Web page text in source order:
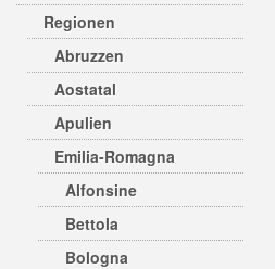
Regionen
Abruzzen
Aostatal
Apulien
Emilia-Romagna
Alfonsine
Bettola
Bologna